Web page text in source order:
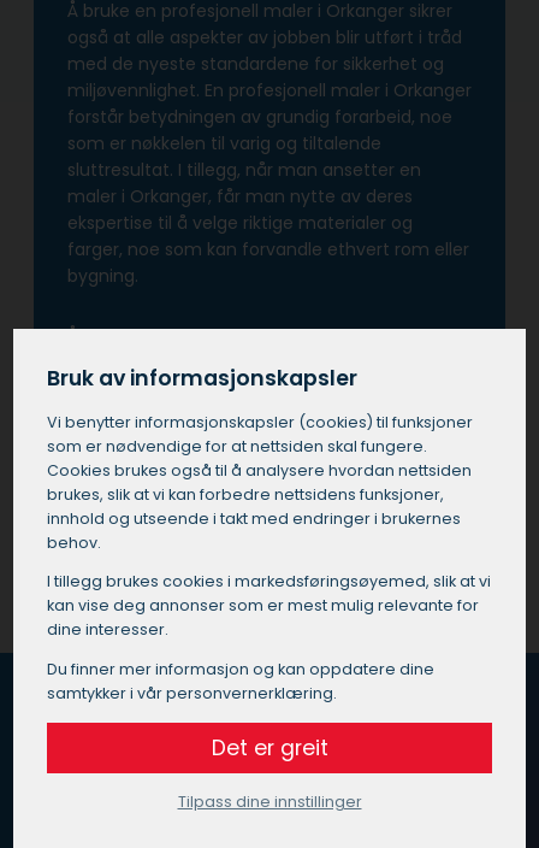
Å bruke en profesjonell maler i Orkanger sikrer
også at alle aspekter av jobben blir utført i tråd
med de nyeste standardene for sikkerhet og
miljøvennlighet. En profesjonell maler i Orkanger
forstår betydningen av grundig forarbeid, noe
som er nøkkelen til varig og tiltalende
sluttresultat. I tillegg, når man ansetter en
maler i Orkanger, får man nytte av deres
ekspertise til å velge riktige materialer og
farger, noe som kan forvandle ethvert rom eller
bygning.
Å investere i tjenester fra en profesjonell maler i
Orkanger betyr også at man unngår de vanlige
fallgruvene som kan oppstå ved utføre
prosjektet selv eller ved å bruke ukvalifisert
personell.
Få et tilbud på maler i Orkanger
Hvordan fungerer Maleoppdrag.no?
Vi vet at du er opptatt av god kvalitet, pris og service
Bruk av informasjonskapsler
Vi benytter informasjons­kapsler (cookies) til funksjoner
som er nødvendige for at nettsiden skal fungere.
Cookies brukes også til å analysere hvordan nettsiden
brukes, slik at vi kan forbedre nettsidens funksjoner,
innhold og utseende i takt med endringer i brukernes
behov.
I tillegg brukes cookies i markedsførings­øyemed, slik at vi
kan vise deg annonser som er mest mulig relevante for
dine interesser.
Du finner mer informasjon og kan oppdatere dine
samtykker i vår personvernerklæring.
Det er greit
Tilpass dine innstillinger